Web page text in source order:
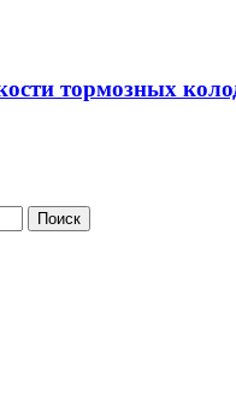
тормозных